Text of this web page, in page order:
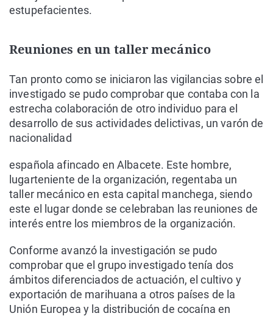
estupefacientes.
Reuniones en un taller mecánico
Tan pronto como se iniciaron las vigilancias sobre el
investigado se pudo comprobar que contaba con la
estrecha colaboración de otro individuo para el
desarrollo de sus actividades delictivas, un varón de
nacionalidad
española afincado en Albacete. Este hombre,
lugarteniente de la organización, regentaba un
taller mecánico en esta capital manchega, siendo
este el lugar donde se celebraban las reuniones de
interés entre los miembros de la organización.
Conforme avanzó la investigación se pudo
comprobar que el grupo investigado tenía dos
ámbitos diferenciados de actuación, el cultivo y
exportación de marihuana a otros países de la
Unión Europea y la distribución de cocaína en